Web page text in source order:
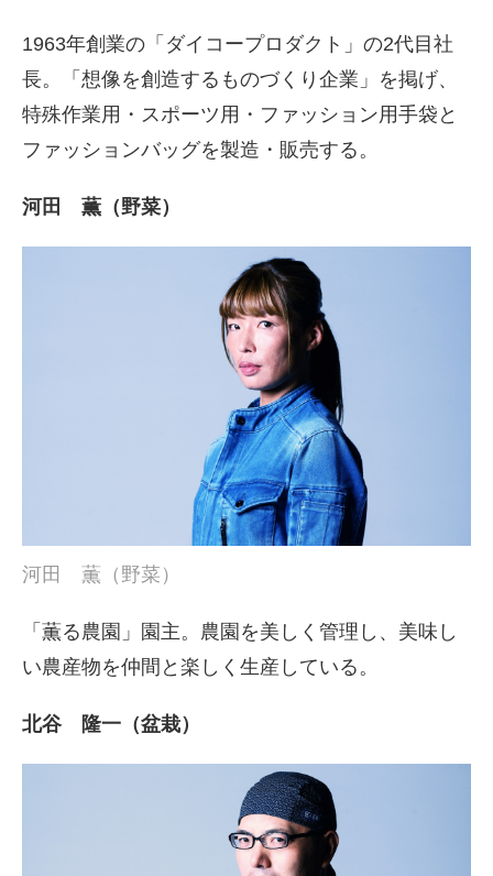
1963年創業の「ダイコープロダクト」の2代目社
長。「想像を創造するものづくり企業」を掲げ、
特殊作業用・スポーツ用・ファッション用手袋と
ファッションバッグを製造・販売する。
河田 薫（野菜）
河田 薫（野菜）
「薫る農園」園主。農園を美しく管理し、美味し
い農産物を仲間と楽しく生産している。
北谷 隆一（盆栽）